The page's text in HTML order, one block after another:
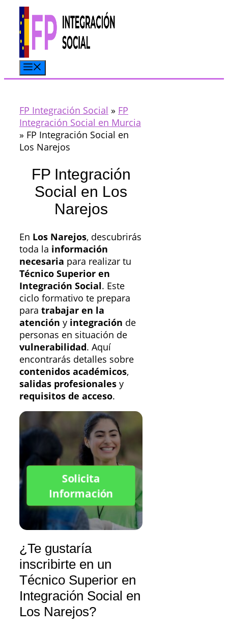
Saltar
contenido
FP Integración Social » FP
Integración Social en Murcia
» FP Integración Social en
Los Narejos
FP Integración
Social en Los
Narejos
En Los Narejos, descubrirás
toda la información
necesaria para realizar tu
Técnico Superior en
Integración Social. Este
ciclo formativo te prepara
para trabajar en la
atención y integración de
personas en situación de
vulnerabilidad. Aquí
encontrarás detalles sobre
contenidos académicos,
salidas profesionales y
requisitos de acceso.
Solicita
Información
¿Te gustaría
inscribirte en un
Técnico Superior en
Integración Social en
Los Narejos?